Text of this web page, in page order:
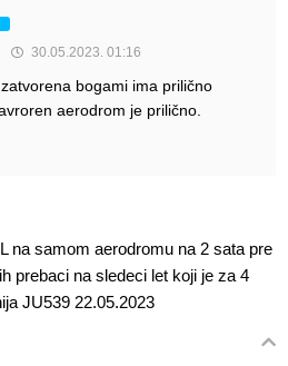
30.05.2023. 01:16
bogami ima prilično
aerodrom je prilično.
na samom aerodromu na 2 sata pre
prebaci na sledeci let koji je za 4
JU539 22.05.2023